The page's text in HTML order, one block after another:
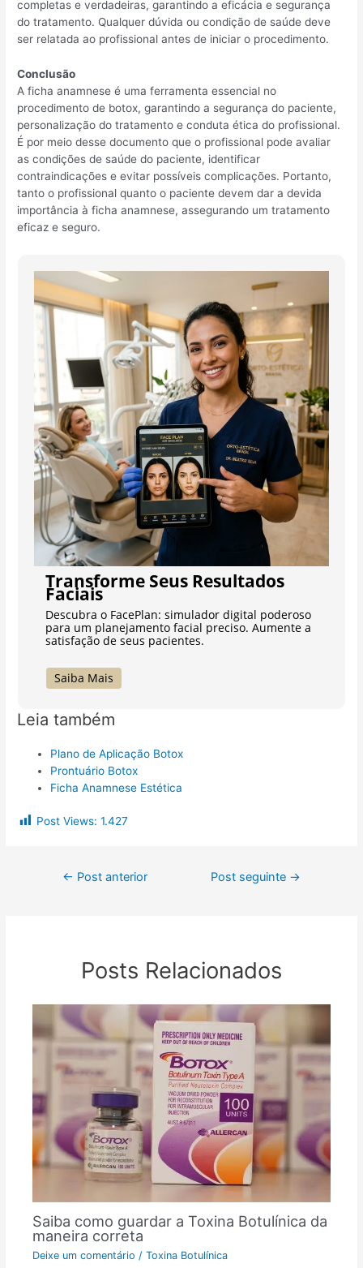
completas e verdadeiras, garantindo a eficácia e segurança
do tratamento. Qualquer dúvida ou condição de saúde deve
ser relatada ao profissional antes de iniciar o procedimento.
Conclusão
A ficha anamnese é uma ferramenta essencial no
procedimento de botox, garantindo a segurança do paciente,
personalização do tratamento e conduta ética do profissional.
É por meio desse documento que o profissional pode avaliar
as condições de saúde do paciente, identificar
contraindicações e evitar possíveis complicações. Portanto,
tanto o profissional quanto o paciente devem dar a devida
importância à ficha anamnese, assegurando um tratamento
eficaz e seguro.
Transforme Seus Resultados
Faciais
Descubra o FacePlan: simulador digital poderoso
para um planejamento facial preciso. Aumente a
satisfação de seus pacientes.
Saiba Mais
Leia também
Plano de Aplicação Botox
Prontuário Botox
Ficha Anamnese Estética
Post Views: 1.427
← Post anterior Post seguinte →
Posts Relacionados
Saiba como guardar a Toxina Botulínica da
maneira correta
Deixe um comentário /Toxina Botulínica